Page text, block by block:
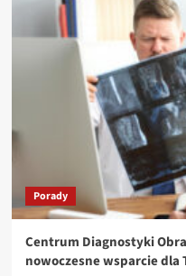
Porady
Centrum Diagnostyki
nowoczesne wsparcie dla